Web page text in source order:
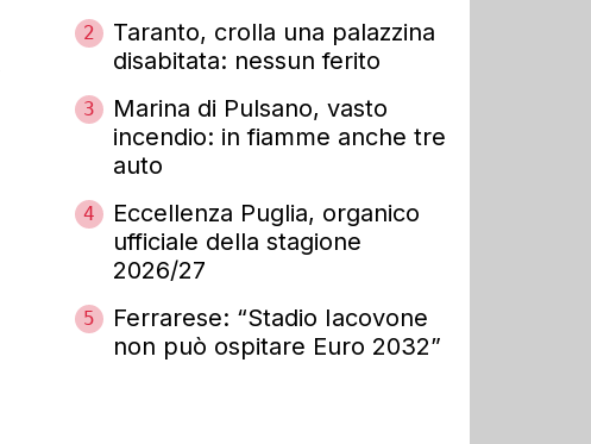
2
Taranto, crolla una palazzina
disabitata: nessun ferito
3
Marina di Pulsano, vasto
incendio: in fiamme anche tre
auto
4
Eccellenza Puglia, organico
ufficiale della stagione
2026/27
5
Ferrarese: “Stadio Iacovone
non può ospitare Euro 2032”